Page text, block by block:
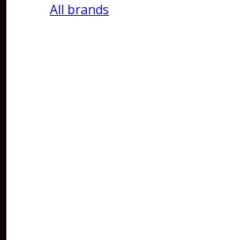
All brands